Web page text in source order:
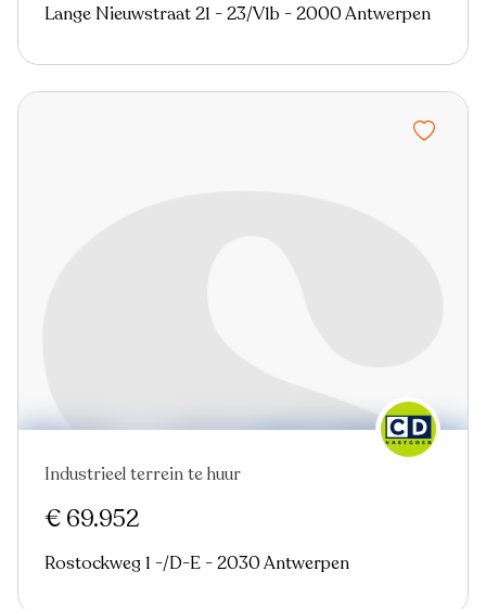
Lange Nieuwstraat 21 - 23/V1b - 2000 Antwerpen
Nieuw
Industrieel terrein te huur
€ 69.952
Rostockweg 1 -/D-E - 2030 Antwerpen